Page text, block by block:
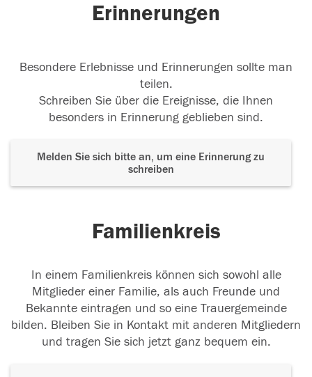
Erinnerungen
Besondere Erlebnisse und Erinnerungen sollte man
teilen.
Schreiben Sie über die Ereignisse, die Ihnen
besonders in Erinnerung geblieben sind.
Melden Sie sich bitte an, um eine Erinnerung zu
schreiben
Familienkreis
In einem Familienkreis können sich sowohl alle
Mitglieder einer Familie, als auch Freunde und
Bekannte eintragen und so eine Trauergemeinde
bilden. Bleiben Sie in Kontakt mit anderen Mitgliedern
und tragen Sie sich jetzt ganz bequem ein.